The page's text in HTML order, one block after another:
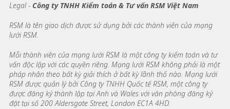
Legal - Công ty TNHH Kiểm toán & Tư vấn RSM Việt Nam
RSM là tên giao dịch được sử dụng bởi các thành viên của mạng
lưới RSM.
Mỗi thành viên của mạng lưới RSM là một công ty kiểm toán và tư
vấn độc lập với các quyền riêng. Mạng lưới RSM không phải là một
pháp nhân theo bất kỳ giải thích ở bất kỳ lãnh thổ nào. Mạng lưới
RSM được quản lý bởi Công ty TNHH Quốc tế RSM, một công ty
được đăng ký thành lập tại Anh và Wales với văn phòng đăng ký
đặt tại số 200 Aldersgate Street, London EC1A 4HD.